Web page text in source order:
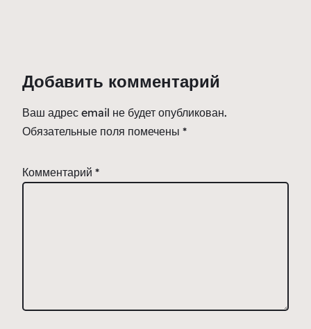
Добавить комментарий
Ваш адрес email не будет опубликован.
Обязательные поля помечены *
Комментарий *